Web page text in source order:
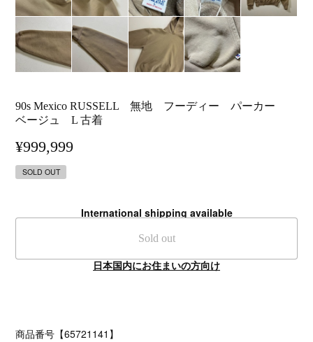
90s Mexico RUSSELL 無地 フーディー パーカー
ベージュ L 古着
¥999,999
SOLD OUT
International shipping available
Sold out
日本国内にお住まいの方向け
商品番号【65721141】